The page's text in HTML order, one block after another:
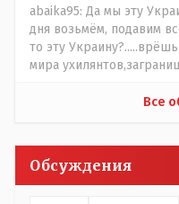
abaika95: Да мы эту
дня возьмём, подавим
то эту
мира
Все
Обсуждения